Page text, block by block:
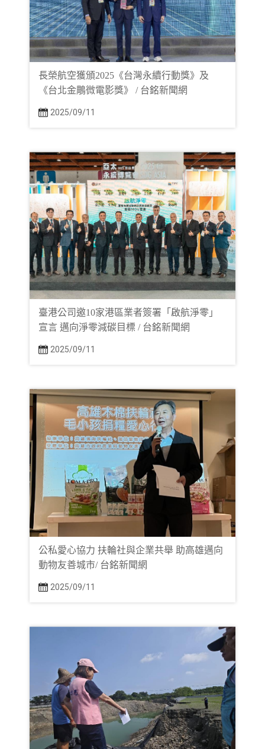
長榮航空獲頒2025《台灣永續行動獎》及
《台北金鵰微電影獎》 / 台銘新聞網
2025/09/11
臺港公司邀10家港區業者簽署「啟航淨零」
宣言 邁向淨零減碳目標 / 台銘新聞網
2025/09/11
公私愛心協力 扶輪社與企業共舉 助高雄邁向
動物友善城市/ 台銘新聞網
2025/09/11